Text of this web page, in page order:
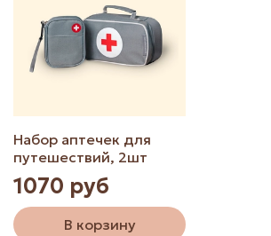
Набор аптечек для
путешествий, 2шт
1070 руб
В корзину